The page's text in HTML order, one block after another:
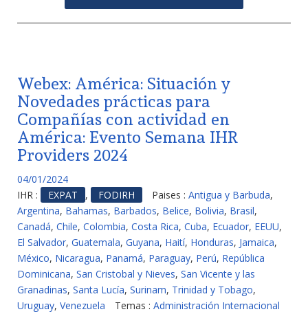
Webex: América: Situación y
Novedades prácticas para
Compañías con actividad en
América: Evento Semana IHR
Providers 2024
04/01/2024
IHR :
EXPAT , FODIRH Paises : Antigua y Barbuda,
Argentina, Bahamas, Barbados, Belice, Bolivia, Brasil,
Canadá, Chile, Colombia, Costa Rica, Cuba, Ecuador, EEUU,
El Salvador, Guatemala, Guyana, Haití, Honduras, Jamaica,
México, Nicaragua, Panamá, Paraguay, Perú, República
Dominicana, San Cristobal y Nieves, San Vicente y las
Granadinas, Santa Lucía, Surinam, Trinidad y Tobago,
Uruguay, Venezuela Temas : Administración Internacional